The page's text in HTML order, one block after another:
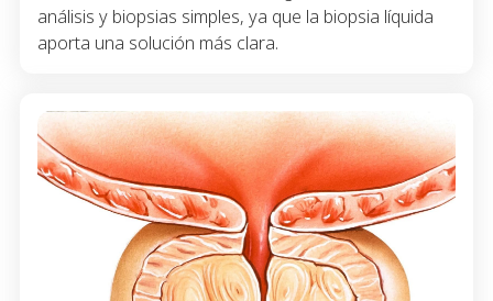
análisis y biopsias simples, ya que la biopsia líquida
aporta una solución más clara.